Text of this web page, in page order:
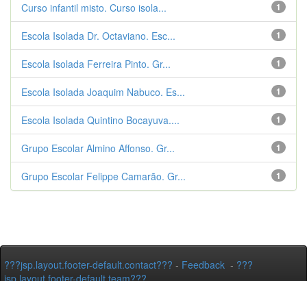
1
Curso infantil misto. Curso isola...
1
Escola Isolada Dr. Octaviano. Esc...
1
Escola Isolada Ferreira Pinto. Gr...
1
Escola Isolada Joaquim Nabuco. Es...
1
Escola Isolada Quintino Bocayuva....
1
Grupo Escolar Almino Affonso. Gr...
1
Grupo Escolar Felippe Camarão. Gr...
???jsp.layout.footer-default.contact??? - Feedback - ???
jsp.layout.footer-default.team???